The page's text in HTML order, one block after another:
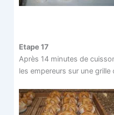
Etape 17
Après 14 minutes de
les empe­reurs sur une grille